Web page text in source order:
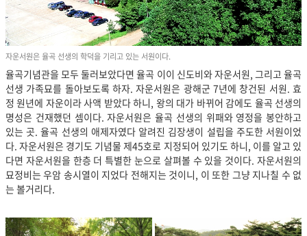
자운서원은 율곡 선생의 학덕을 기리고 있는 서원이다.
율곡기념관을 모두 둘러보았다면 율곡 이이 신도비와 자운서원, 그리고 율곡
선생 가족묘를 돌아보도록 하자. 자운서원은 광해군 7년에 창건된 서원. 효
정 원년에 자운이라 사액 받았다 하니, 왕의 대가 바뀌어 감에도 율곡 선생의
명성은 건재했던 셈이다. 자운서원은 율곡 선생의 위패와 영정을 봉안하고
있는 곳. 율곡 선생의 애제자였다 알려진 김장생이 설립을 주도한 서원이었
다. 자운서원은 경기도 기념물 제45호로 지정되어 있기도 하니, 이를 알고 있
다면 자운서원을 한층 더 특별한 눈으로 살펴볼 수 있을 것이다. 자운서원의
묘정비는 우암 송시열이 지었다 전해지는 것이니, 이 또한 그냥 지나칠 수 없
는 볼거리다.